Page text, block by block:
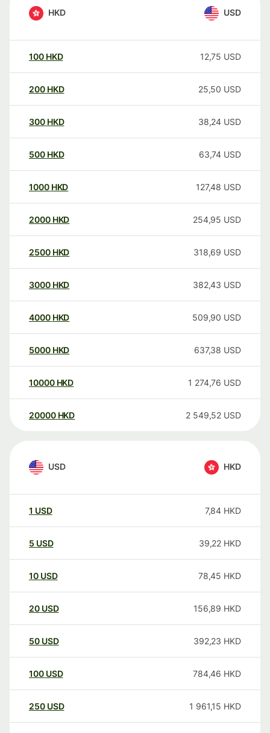
HKD USD
100 HKD 12,75 USD
200 HKD 25,50 USD
300 HKD 38,24 USD
500 HKD 63,74 USD
1000 HKD 127,48 USD
2000 HKD 254,95 USD
2500 HKD 318,69 USD
3000 HKD 382,43 USD
4000 HKD 509,90 USD
5000 HKD 637,38 USD
10000 HKD 1 274,76 USD
20000 HKD 2 549,52 USD
USD HKD
1 USD 7,84 HKD
5 USD 39,22 HKD
10 USD 78,45 HKD
20 USD 156,89 HKD
50 USD 392,23 HKD
100 USD 784,46 HKD
250 USD 1 961,15 HKD